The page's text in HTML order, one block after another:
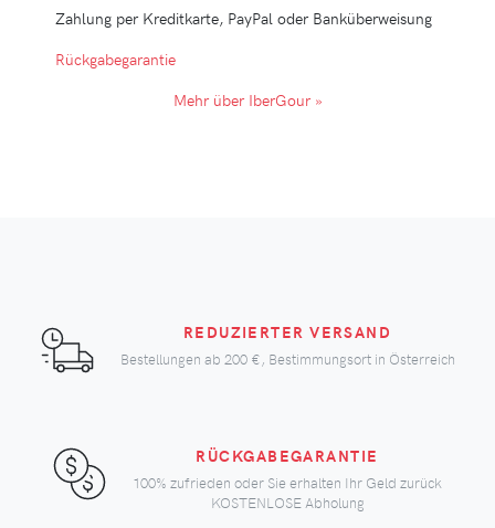
Zahlung per Kreditkarte, PayPal oder Banküberweisung
Rückgabegarantie
Mehr über IberGour »
REDUZIERTER VERSAND
Bestellungen ab 200 €, Bestimmungsort in Österreich
RÜCKGABEGARANTIE
100% zufrieden oder Sie erhalten Ihr Geld zurück
KOSTENLOSE Abholung